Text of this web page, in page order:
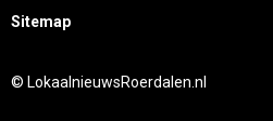
Sitemap
© LokaalnieuwsRoerdalen.nl